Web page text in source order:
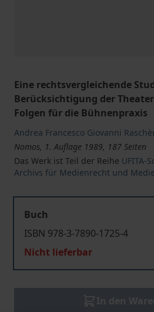
Eine rechtsvergleichende
Berücksichtigung der
Folgen für die Bühnenpraxis
Andrea Francesco Giovanni
Nomos, 1. Auflage 1989, 187 Seiten
Das Werk ist Teil der Reihe UFITA-
Archivs für Medienrecht und
Buch
ISBN 978-3-7890-1725-4
Nicht lieferbar